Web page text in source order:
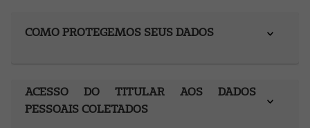
COMO PROTEGEMOS SEUS DADOS
ACESSO DO TITULAR AOS DADOS
PESSOAIS COLETADOS